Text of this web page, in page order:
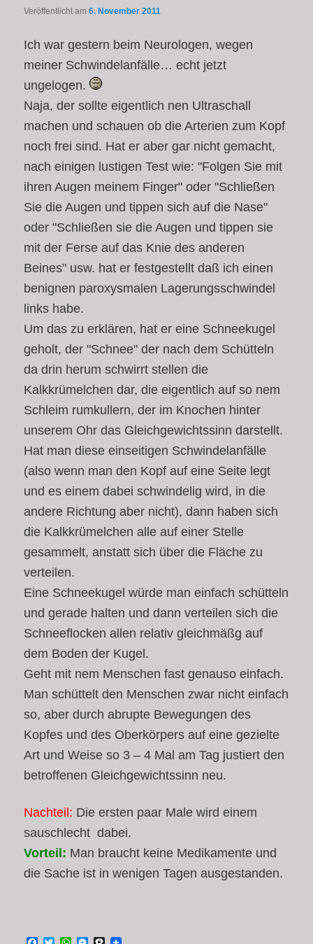
Veröffentlicht am6. November 2011
Ich war gestern beim Neurologen, wegen
meiner Schwindelanfälle… echt jetzt
ungelogen.
Naja, der sollte eigentlich nen Ultraschall
machen und schauen ob die Arterien zum Kopf
noch frei sind. Hat er aber gar nicht gemacht,
nach einigen lustigen Test wie: "Folgen Sie mit
ihren Augen meinem Finger" oder "Schließen
Sie die Augen und tippen sich auf die Nase"
oder "Schließen sie die Augen und tippen sie
mit der Ferse auf das Knie des anderen
Beines" usw. hat er festgestellt daß ich einen
benignen paroxysmalen Lagerungsschwindel
links habe.
Um das zu erklären, hat er eine Schneekugel
geholt, der "Schnee" der nach dem Schütteln
da drin herum schwirrt stellen die
Kalkkrümelchen dar, die eigentlich auf so nem
Schleim rumkullern, der im Knochen hinter
unserem Ohr das Gleichgewichtssinn darstellt.
Hat man diese einseitigen Schwindelanfälle
(also wenn man den Kopf auf eine Seite legt
und es einem dabei schwindelig wird, in die
andere Richtung aber nicht), dann haben sich
die Kalkkrümelchen alle auf einer Stelle
gesammelt, anstatt sich über die Fläche zu
verteilen.
Eine Schneekugel würde man einfach schütteln
und gerade halten und dann verteilen sich die
Schneeflocken allen relativ gleichmäßg auf
dem Boden der Kugel.
Geht mit nem Menschen fast genauso einfach.
Man schüttelt den Menschen zwar nicht einfach
so, aber durch abrupte Bewegungen des
Kopfes und des Oberkörpers auf eine gezielte
Art und Weise so 3 – 4 Mal am Tag justiert den
betroffenen Gleichgewichtssinn neu.
Nachteil: Die ersten paar Male wird einem
sauschlecht dabei.
Vorteil: Man braucht keine Medikamente und
die Sache ist in wenigen Tagen ausgestanden.